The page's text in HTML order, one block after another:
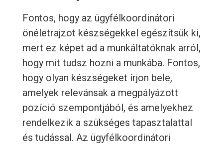
Fontos, hogy az ügyfélkoordinátori
önéletrajzot készségekkel egészítsük ki,
mert ez képet ad a munkáltatóknak arról,
hogy mit tudsz hozni a munkába. Fontos,
hogy olyan készségeket írjon bele,
amelyek relevánsak a megpályázott
pozíció szempontjából, és amelyekhez
rendelkezik a szükséges tapasztalattal
és tudással. Az ügyfélkoordinátori